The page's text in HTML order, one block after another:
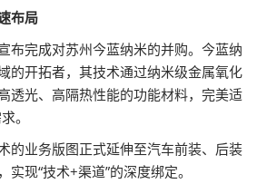
布局
布完成对苏州今蓝纳米的并购。今蓝纳
的开拓者，其技术通过纳米级金属氧化
透光、高隔热性能的功能材料，完美适
。
的业务版图正式延伸至汽车前装、后装
现“技术+渠道”的深度绑定。